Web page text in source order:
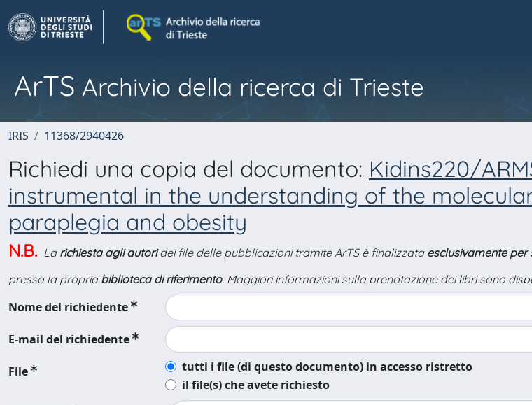
ArTS Archivio della ricerca di Trieste
IRIS 11368/2940426
Richiedi una copia del documento: Kidins220/
instrumental in the understanding of the
paraplegia and obesity
N.B. La richiesta agli autoridei file delle pubblicazioni tramite ArTS è finalizzata esclusivamente per
presso la propria biblioteca di riferimento. Maggiori informazioni sulla prenotazione dei libri sono
Nome del richiedente
E-mail del richiedente
File
tutti i file (di questo documento) in accesso ristretto
il file(s) che avete richiesto